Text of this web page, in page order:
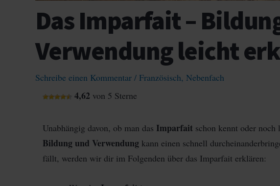
Das Imparfait –
Verwendung leicht
Schreibe einen Kommentar / Französisch, Nebenfach
4,62 von 5 Sterne
Unabhängig davon, ob man das Imparfait schon kennt oder noch
Bildung und Verwendung kann einen schnell
fällt, werden wir dir im Folgenden über das Imparfait erklären: